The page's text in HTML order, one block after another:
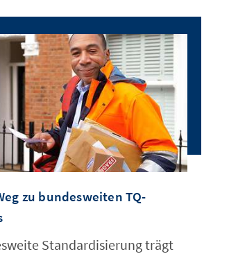
zu bundesweiten TQ-
Standardisierung trägt